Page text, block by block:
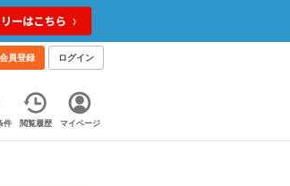
会員登録 ログイン
件 閲覧履歴 マイページ